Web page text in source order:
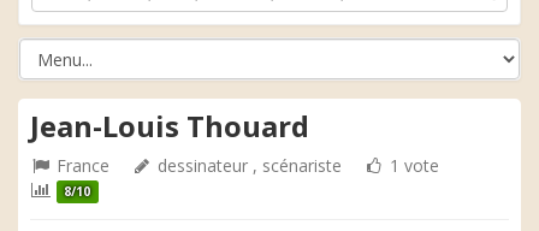
Jean-Louis Thouard
France dessinateur , scénariste 1 vote
8/10